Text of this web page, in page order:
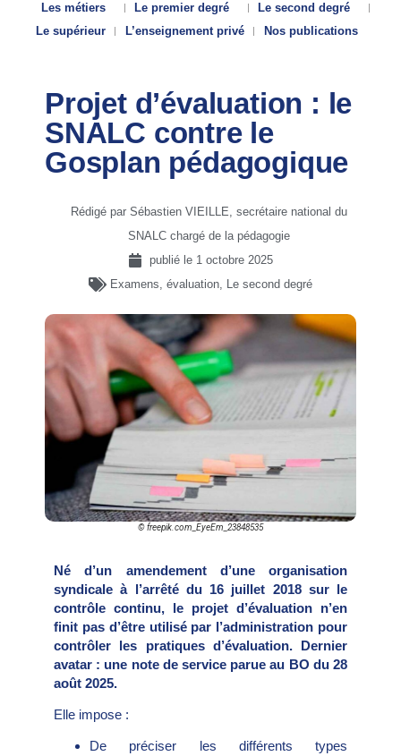
Les métiers
Le premier degré
Le second degré
Le supérieur
L’enseignement privé Nos publications
Projet d’évaluation : le
SNALC contre le
Gosplan pédagogique
Rédigé par Sébastien VIEILLE, secrétaire national du
SNALC chargé de la pédagogie
publié le 1 octobre 2025
Examens, évaluation, Le second degré
© freepik.com_EyeEm_23848535
Né d’un amendement d’une organisation
syndicale à l’arrêté du 16 juillet 2018 sur le
contrôle continu, le projet d’évaluation n’en
finit pas d’être utilisé par l’administration pour
contrôler les pratiques d’évaluation. Dernier
avatar : une note de service parue au BO du 28
août 2025.
Elle impose :
De préciser les différents types